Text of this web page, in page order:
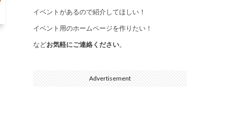
イベントがあるので紹介してほしい！
イベント用のホームページを作りたい！
などお気軽にご連絡ください。
Advertisement